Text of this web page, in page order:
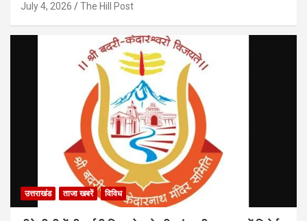
July 4, 2026 The Hill Post
उत्तराखंड ताजा खबरें विविध